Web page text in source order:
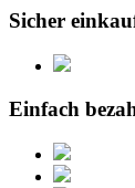
Sicher
Einfach